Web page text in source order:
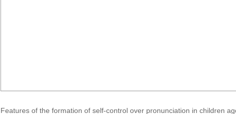
Features of the formation of self-control over pronunciation in children